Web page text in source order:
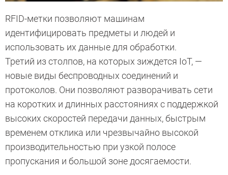
RFID-метки позволяют машинам
идентифицировать предметы и людей и
использовать их данные для обработки.
Третий из столпов, на которых зиждется IoT, —
новые виды беспроводных соединений и
протоколов. Они позволяют разворачивать сети
на коротких и длинных расстояниях с поддержкой
высоких скоростей передачи данных, быстрым
временем отклика или чрезвычайно высокой
производительностью при узкой полосе
пропускания и большой зоне досягаемости.